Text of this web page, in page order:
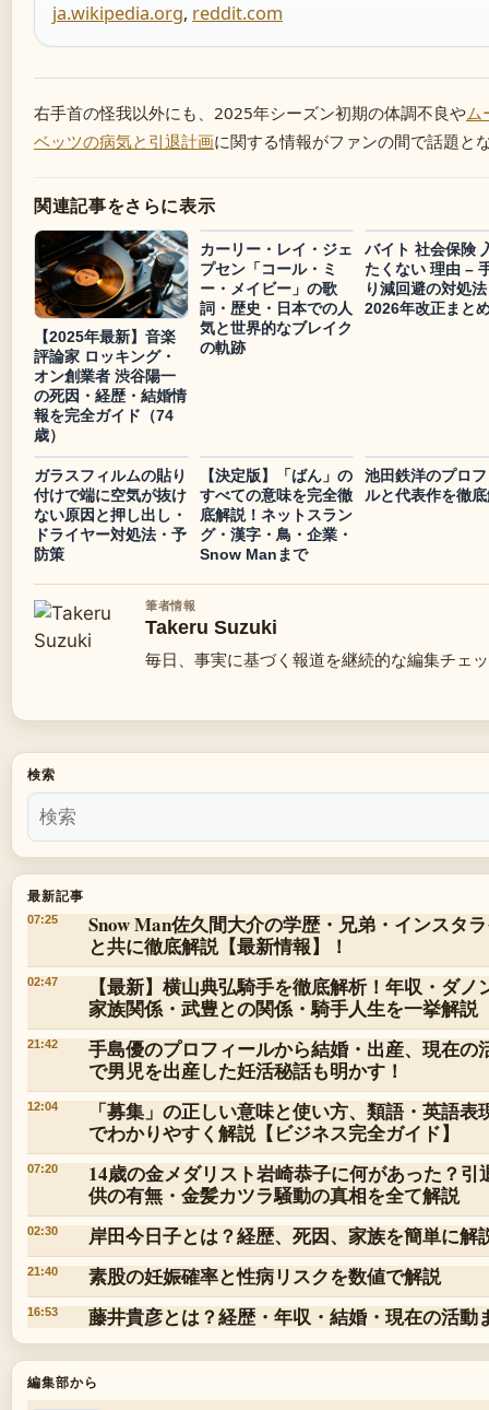
ja.wikipedia.org, reddit.com
右手首の怪我以外にも、2025年シーズン初期の体調不良やム
ベッツの病気と引退計画に関する情報がファンの間で話題と
関連記事をさらに表示
【2025年最新】音楽
評論家 ロッキング・
オン創業者 渋谷陽一
の死因・経歴・結婚情
報を完全ガイド（74
歳）
カーリー・レイ・ジェ
プセン「コール・ミ
ー・メイビー」の歌
詞・歴史・日本での人
気と世界的なブレイク
の軌跡
バイト 社会保険
たくない 理由 –
り減回避の対処
2026年改正まと
ガラスフィルムの貼り
付けで端に空気が抜け
ない原因と押し出し・
ドライヤー対処法・予
防策
【決定版】「ばん」の
すべての意味を完全徹
底解説！ネットスラン
グ・漢字・鳥・企業・
Snow Manまで
池田鉄洋のプロ
ルと代表作を徹
筆者情報
Takeru Suzuki
毎日、事実に基づく報道を継続的な編集チェ
検索
最新記事
07:25
Snow Man佐久間大介の学歴・兄弟・インスタ
と共に徹底解説【最新情報】！
02:47
【最新】横山典弘騎手を徹底解析！年収・ダ
家族関係・武豊との関係・騎手人生を一挙解説
21:42
手島優のプロフィールから結婚・出産、現在の
で男児を出産した妊活秘話も明かす！
12:04
「募集」の正しい意味と使い方、類語・英語
でわかりやすく解説【ビジネス完全ガイド】
07:20
14歳の金メダリスト岩崎恭子に何があった？
供の有無・金髪カツラ騒動の真相を全て解説
02:30 岸田今日子とは？経歴、死因、家族を簡単に解
21:40 素股の妊娠確率と性病リスクを数値で解説
16:53 藤井貴彦とは？経歴・年収・結婚・現在の活動
編集部から